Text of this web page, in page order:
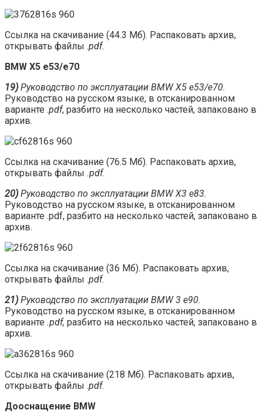
Ссылка на скачивание (44.3 Мб). Распаковать архив,
открывать файлы .pdf.
BMW X5 e53/e70
19) Руководство по эксплуатации BMW X5 e53/e70.
Руководство на русском языке, в отсканированном
варианте .pdf, разбито на несколько частей, запаковано в
архив.
Ссылка на скачивание (76.5 Мб). Распаковать архив,
открывать файлы .pdf.
20) Руководство по эксплуатации BMW X3 e83.
Руководство на русском языке, в отсканированном
варианте .pdf, разбито на несколько частей, запаковано в
архив.
Ссылка на скачивание (36 Мб). Распаковать архив,
открывать файлы .pdf.
21) Руководство по эксплуатации BMW 3 e90.
Руководство на русском языке, в отсканированном
варианте .pdf, разбито на несколько частей, запаковано в
архив.
Ссылка на скачивание (218 Мб). Распаковать архив,
открывать файлы .pdf.
Дооснащение BMW